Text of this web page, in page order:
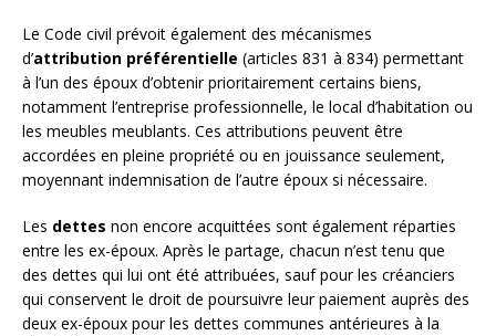
Le Code civil prévoit également des mécanismes
d’attribution préférentielle (articles 831 à 834) permettant
à l’un des époux d’obtenir prioritairement certains biens,
notamment l’entreprise professionnelle, le local d’habitation ou
les meubles meublants. Ces attributions peuvent être
accordées en pleine propriété ou en jouissance seulement,
moyennant indemnisation de l’autre époux si nécessaire.
Les dettes non encore acquittées sont également réparties
entre les ex-époux. Après le partage, chacun n’est tenu que
des dettes qui lui ont été attribuées, sauf pour les créanciers
qui conservent le droit de poursuivre leur paiement auprès des
deux ex-époux pour les dettes communes antérieures à la